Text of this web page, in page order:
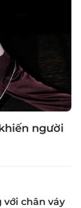
người
với chân váy